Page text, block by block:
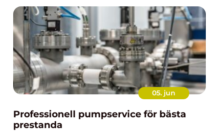
05. jun
Professionell pumpservice för bästa
prestanda